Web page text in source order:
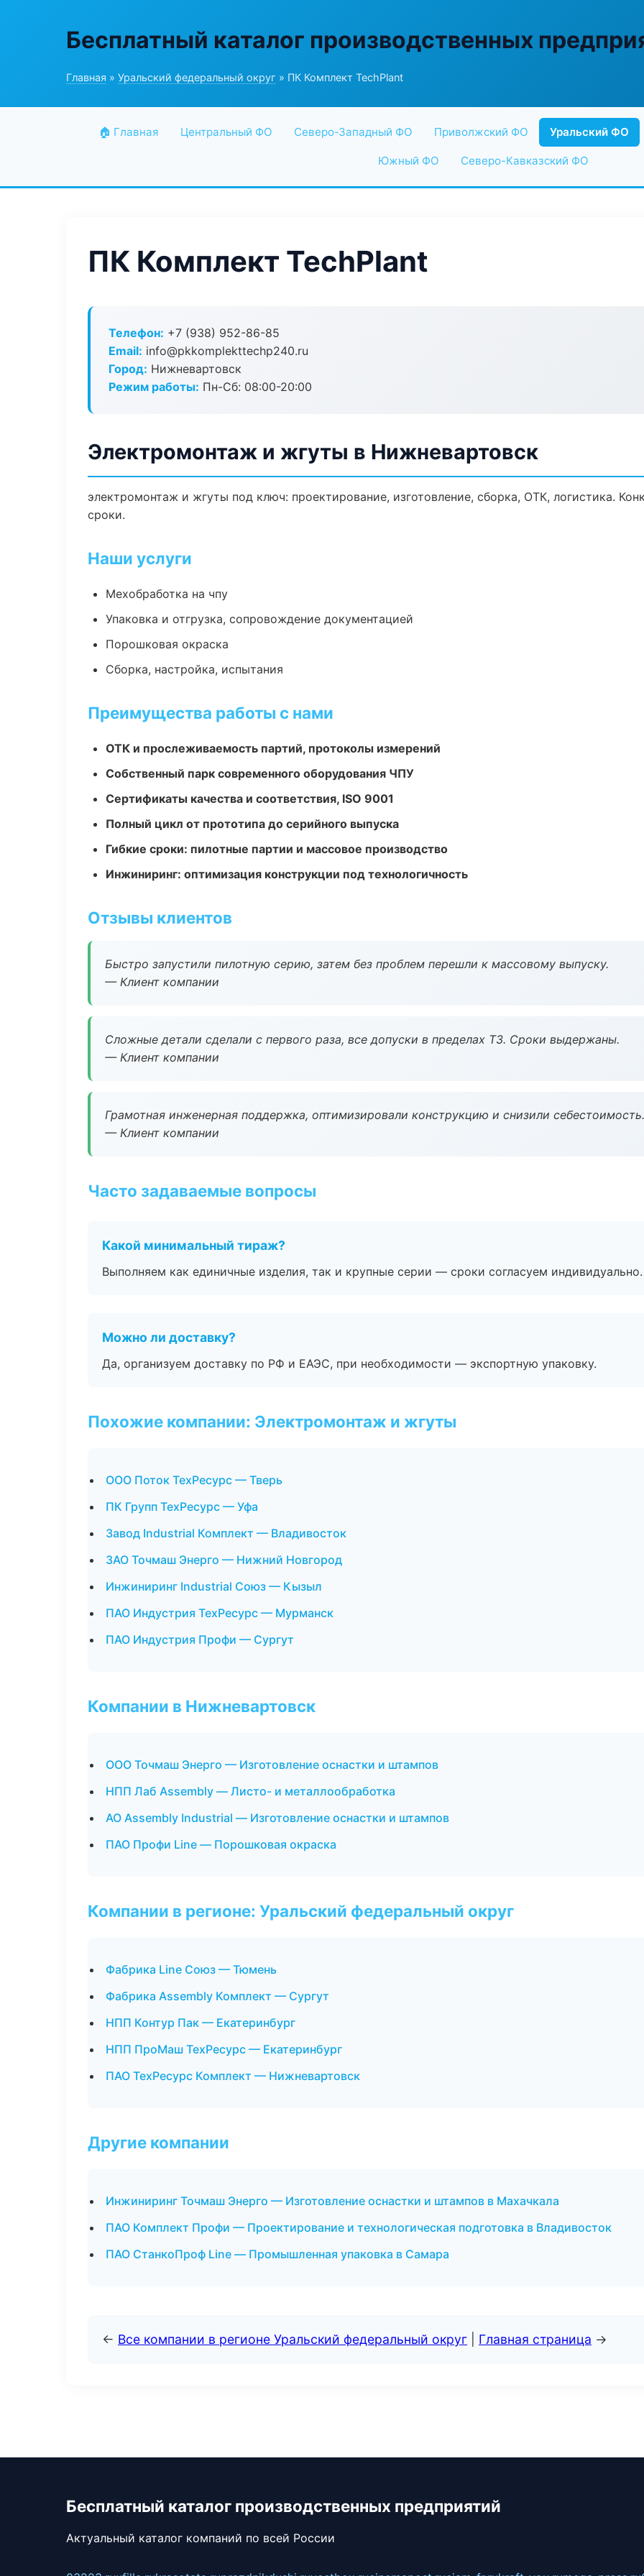
Бесплатный каталог производственных
Главная » Уральский федеральный округ » ПК Комплект TechPlant
🏠 Главная Центральный ФО Северо-Западный ФО Приволжский ФО Уральский ФО
Южный ФО Северо-Кавказский ФО
ПК Комплект TechPlant
Телефон: +7 (938) 952-86-85
Email: info@pkkomplekttechp240.ru
Город: Нижневартовск
Режим работы: Пн-Сб: 08:00-20:00
Электромонтаж и жгуты в Нижневартовск
электромонтаж и жгуты под ключ: проектирование, изготовление, сборка, ОТК, логистика.
сроки.
Наши услуги
Мехобработка на чпу
Упаковка и отгрузка, сопровождение документацией
Порошковая окраска
Сборка, настройка, испытания
Преимущества работы с нами
ОТК и прослеживаемость партий, протоколы измерений
Собственный парк современного оборудования ЧПУ
Сертификаты качества и соответствия, ISO 9001
Полный цикл от прототипа до серийного выпуска
Гибкие сроки: пилотные партии и массовое производство
Инжиниринг: оптимизация конструкции под технологичность
Отзывы клиентов
Быстро запустили пилотную серию, затем без проблем перешли к массовому выпуску.
— Клиент компании
Сложные детали сделали с первого раза, все допуски в пределах ТЗ. Сроки выдержаны.
— Клиент компании
Грамотная инженерная поддержка, оптимизировали конструкцию и снизили себестоимость.
— Клиент компании
Часто задаваемые вопросы
Какой минимальный тираж?
Выполняем как единичные изделия, так и крупные серии — сроки согласуем индивидуально.
Можно ли доставку?
Да, организуем доставку по РФ и ЕАЭС, при необходимости — экспортную упаковку.
Похожие компании: Электромонтаж и жгуты
ООО Поток ТехРесурс — Тверь
ПК Групп ТехРесурс — Уфа
Завод Industrial Комплект — Владивосток
ЗАО Точмаш Энерго — Нижний Новгород
Инжиниринг Industrial Союз — Кызыл
ПАО Индустрия ТехРесурс — Мурманск
ПАО Индустрия Профи — Сургут
Компании в Нижневартовск
ООО Точмаш Энерго — Изготовление оснастки и штампов
НПП Лаб Assembly — Листо- и металлообработка
АО Assembly Industrial — Изготовление оснастки и штампов
ПАО Профи Line — Порошковая окраска
Компании в регионе: Уральский федеральный округ
Фабрика Line Союз — Тюмень
Фабрика Assembly Комплект — Сургут
НПП Контур Пак — Екатеринбург
НПП ПроМаш ТехРесурс — Екатеринбург
ПАО ТехРесурс Комплект — Нижневартовск
Другие компании
Инжиниринг Точмаш Энерго — Изготовление оснастки и штампов в Махачкала
ПАО Комплект Профи — Проектирование и технологическая подготовка в Владивосток
ПАО СтанкоПроф Line — Промышленная упаковка в Самара
← Все компании в регионе Уральский федеральный округ Главная страница →
Бесплатный каталог производственных предприятий
Актуальный каталог компаний по всей России